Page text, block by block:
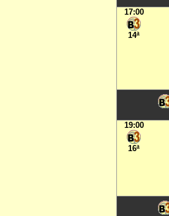
17:00
14ª
19:00
16ª